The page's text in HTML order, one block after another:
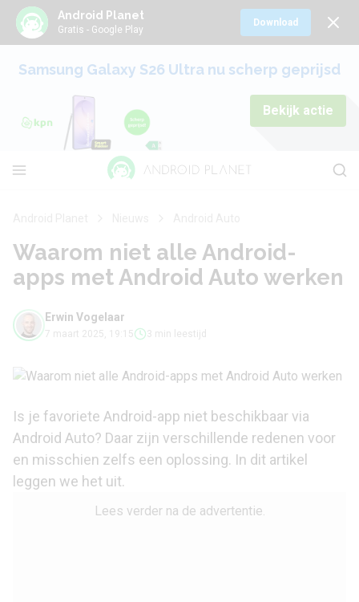
Android Planet
Gratis - Google Play
Download
Samsung Galaxy S26 Ultra nu scherp geprijsd
Bekijk actie
Waarom niet alle Android-
apps met Android Auto werken
Erwin Vogelaar
7 maart 2025, 19:15 3 min leestijd
Is je favoriete Android-app niet beschikbaar via
Android Auto? Daar zijn verschillende redenen voor
en misschien zelfs een oplossing. In dit artikel
leggen we het uit.
Lees verder na de advertentie.